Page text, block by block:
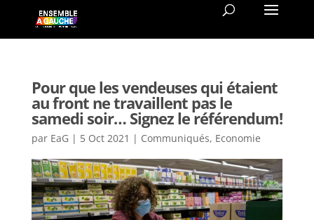
Pour que les vendeuses qui étaient
au front ne travaillent pas le
samedi soir… Signez le référendum!
par EaG | 5 Oct 2021 | Communiqués, Economie